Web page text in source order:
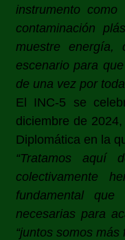
instrumento
contaminación
muestre energía,
escenario para
de una vez por
El INC-5 se
diciembre de
Diplomática en la
“Tratamos aquí
colectivamente
fundamental
necesarias para
“juntos somos más